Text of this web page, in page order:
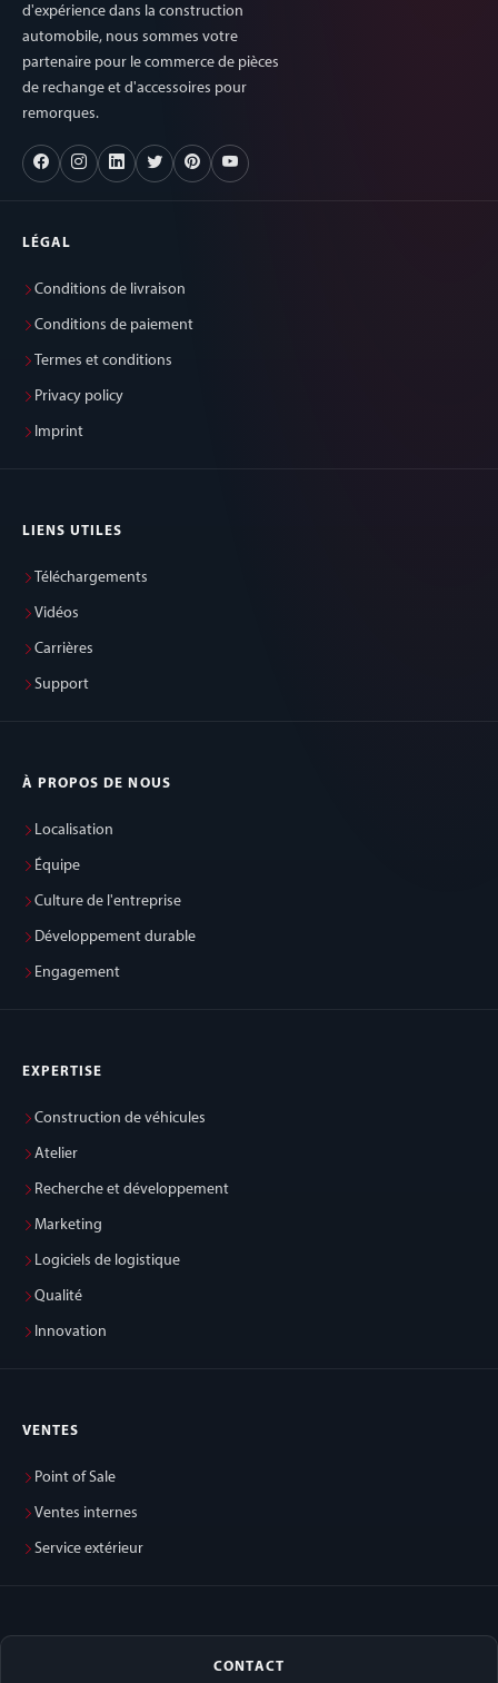
d'expérience dans la construction
automobile, nous sommes votre
partenaire pour le commerce de pièces
de rechange et d'accessoires pour
remorques.
LÉGAL
Conditions de livraison
Conditions de paiement
Termes et conditions
Privacy policy
Imprint
LIENS UTILES
Téléchargements
Vidéos
Carrières
Support
À PROPOS DE NOUS
Localisation
Équipe
Culture de l'entreprise
Développement durable
Engagement
EXPERTISE
Construction de véhicules
Atelier
Recherche et développement
Marketing
Logiciels de logistique
Qualité
Innovation
VENTES
Point of Sale
Ventes internes
Service extérieur
CONTACT